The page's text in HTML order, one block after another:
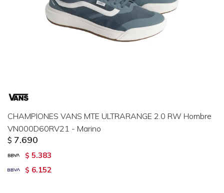
CHAMPIONES VANS MTE ULTRARANGE 2.0 RW Hombre
VN000D60RV21 - Marino
$ 7.690
$ 5.383
$ 6.152